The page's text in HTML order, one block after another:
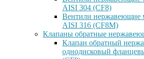
AISI 304 (CF8)
Вентили нержавеющие
AISI 316 (CF8M)
Клапаны обратные
Клапан обратный
однодисковый